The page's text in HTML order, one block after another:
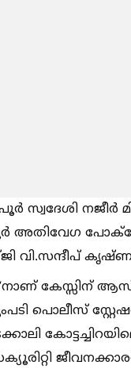
സ്വദേശി നജീർ
അതിവേഗ
വി.സന്ദീപ് കൃഷ്ണ
കേസ്സിന്
പൊലീസ്